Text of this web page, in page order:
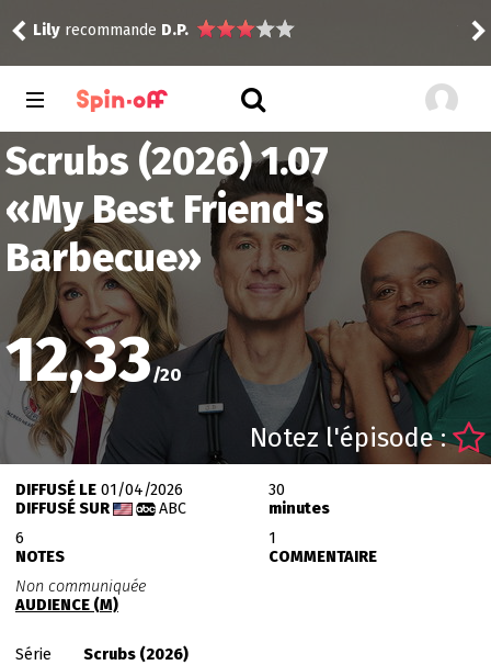
Lily recommande D.P.
Scrubs (2026) 1.07
«My Best Friend's
Barbecue»
12,33/20
Notez l'épisode :
DIFFUSÉ LE01/04/2026
DIFFUSÉ SUR
ABC
30
minutes
6
NOTES
1
COMMENTAIRE
Non communiquée
AUDIENCE (M)
Série
Scrubs (2026)